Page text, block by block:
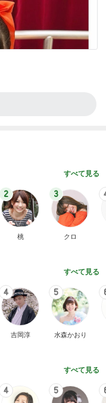
すべて見る
2
桃
3
クロ
すべて見る
4
吉岡淳
5
水森かおり
すべて見る
4 5